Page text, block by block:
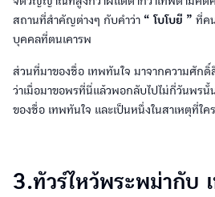
สถานที่สำคัญต่างๆ กับคำว่า “ โบโบยี ” ที่ค
บุคคลที่ตนเคารพ
ส่วนที่มาของชื่อ เทพทันใจ มาจากความศัก
ว่าเมื่อมาขอพรที่นี่แล้วพอกลับไปไม่กี่วันพรนั้
ของชื่อ เทพทันใจ และเป็นหนึ่งในสาเหตุที่ใ
3.ทัวร์ไหว้พระพม่ากับ